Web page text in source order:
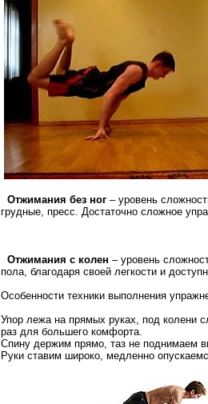
Отжимания без ног – уровень
грудные, пресс. Достаточно сложное
Отжимания с колен – уровень
пола, благодаря своей легкости и
Особенности техники выполнения
Упор лежа на прямых руках, под колени
раз для большего комфорта.
Спину держим прямо, таз не поднимаем
Руки ставим широко, медленно